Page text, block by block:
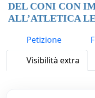
DEL CONI CON
ALL’ATLETICA
Petizione
Visibilità extra